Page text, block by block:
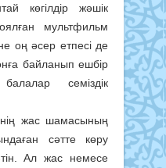
көгілдір жәшік
мультфильм
оң әсер етпесі де
байланып ешбір
семіздік
жас шамасының
сәтте көру
Ал жас немесе